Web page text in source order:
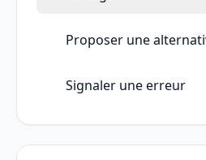
Proposer une
Signaler une erreur